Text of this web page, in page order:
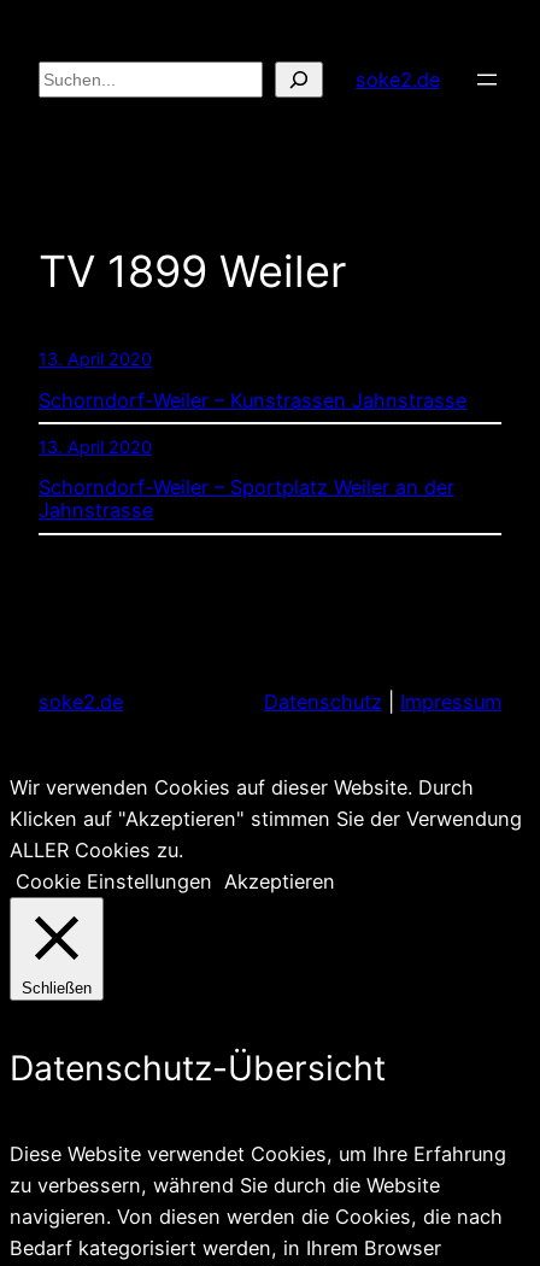
Inhalt
springen
Suchen soke2.de
TV 1899 Weiler
13. April 2020
Schorndorf-Weiler – Kunstrassen Jahnstrasse
13. April 2020
Schorndorf-Weiler – Sportplatz Weiler an der
Jahnstrasse
soke2.de Datenschutz Impressum
Wir verwenden Cookies auf dieser Website. Durch
Klicken auf "Akzeptieren" stimmen Sie der Verwendung
ALLER Cookies zu.
Cookie Einstellungen Akzeptieren
Schließen
Datenschutz-Übersicht
Diese Website verwendet Cookies, um Ihre Erfahrung
zu verbessern, während Sie durch die Website
navigieren. Von diesen werden die Cookies, die nach
Bedarf kategorisiert werden, in Ihrem Browser